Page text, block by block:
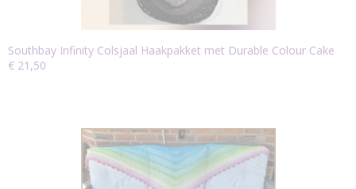
Southbay Infinity Colsjaal Haakpakket met Durable Colour Cake
€ 21,50